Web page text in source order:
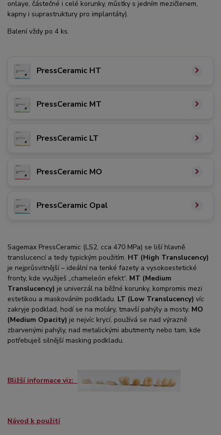
onlaye, částečné i celé korunky, můstky s jedním mezičlenem,
kapny i suprastruktury pro implantáty).
Balení vždy po 4 ks.
PressCeramic HT
PressCeramic MT
PressCeramic LT
PressCeramic MO
PressCeramic Opal
Sagemax PressCeramic (LS2, cca 470 MPa) se liší hlavně
translucencí a tedy typickým použitím. HT (High Translucency)
je nejprůsvitnější – ideální na tenké fazety a vysokoestetické
fronty, kde využiješ „chameleón efekt“. MT (Medium
Translucency) je univerzál na běžné korunky, kompromis mezi
estetikou a maskováním podkladu. LT (Low Translucency) víc
zakryje podklad, hodí se na moláry, tmavší pahýly a mosty. MO
(Medium Opacity) je nejvíc krycí, používá se nad výrazně
zbarvenými pahýly, nad metalickými abutmenty nebo tam, kde
potřebuješ silnější masking podkladu.
Bližší informace viz:
Návod k použití